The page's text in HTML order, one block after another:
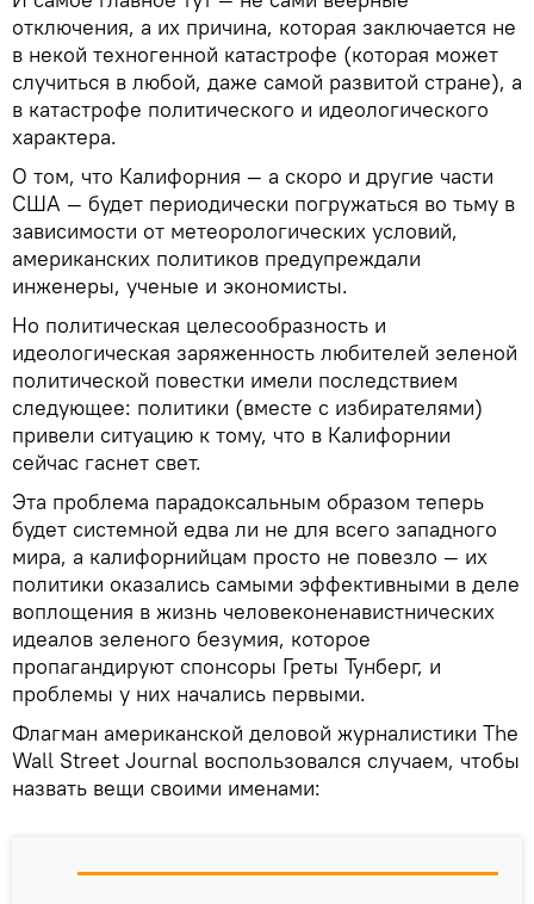
отключения, а их причина, которая заключается не
в некой техногенной катастрофе (которая может
случиться в любой, даже самой развитой стране), а
в катастрофе политического и идеологического
характера.
О том, что Калифорния — а скоро и другие части
США — будет периодически погружаться во тьму в
зависимости от метеорологических условий,
американских политиков предупреждали
инженеры, ученые и экономисты.
Но политическая целесообразность и
идеологическая заряженность любителей зеленой
политической повестки имели последствием
следующее: политики (вместе с избирателями)
привели ситуацию к тому, что в Калифорнии
сейчас гаснет свет.
Эта проблема парадоксальным образом теперь
будет системной едва ли не для всего западного
мира, а калифорнийцам просто не повезло — их
политики оказались самыми эффективными в деле
воплощения в жизнь человеконенавистнических
идеалов зеленого безумия, которое
пропагандируют спонсоры Греты Тунберг, и
проблемы у них начались первыми.
Флагман американской деловой журналистики The
Wall Street Journal воспользовался случаем, чтобы
назвать вещи своими именами: